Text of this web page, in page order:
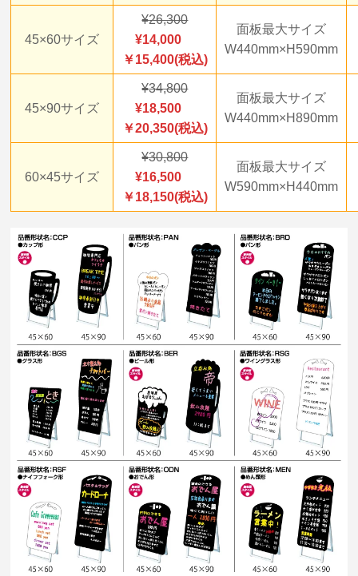
45×60サイズ
26,300
14,000
￥15,400(税込)
面板最大サイズ
W440mm×H590mm
45×90サイズ
34,800
18,500
￥20,350(税込)
面板最大サイズ
W440mm×H890mm
60×45サイズ
30,800
16,500
￥18,150(税込)
面板最大サイズ
W590mm×H440mm